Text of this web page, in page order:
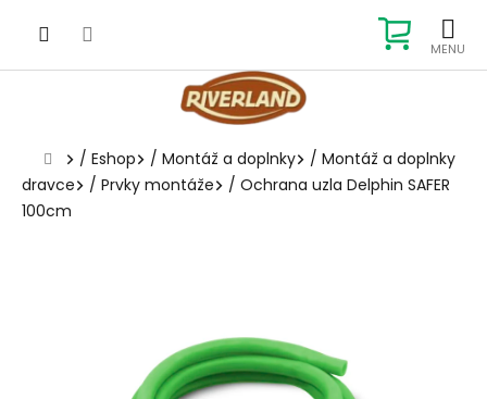
KOŠÍK
Domov
/ Eshop / Montáž a doplnky / Montáž a doplnky
dravce
/ Prvky montáže / Ochrana uzla Delphin SAFER
100cm